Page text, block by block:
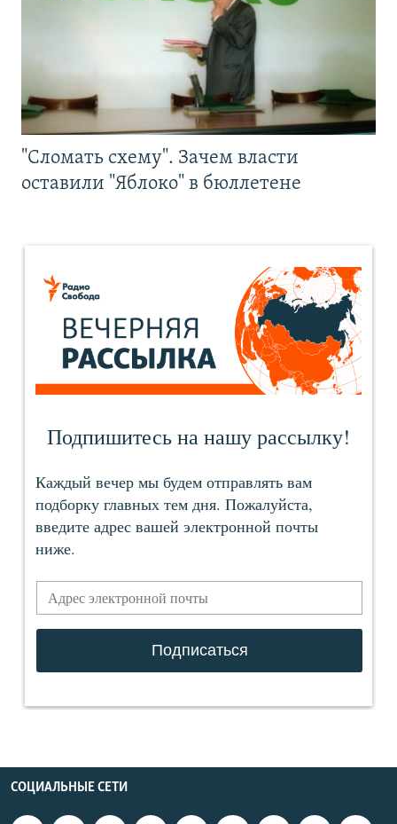
"Сломать схему". Зачем власти
оставили "Яблоко" в бюллетене
СОЦИАЛЬНЫЕ СЕТИ